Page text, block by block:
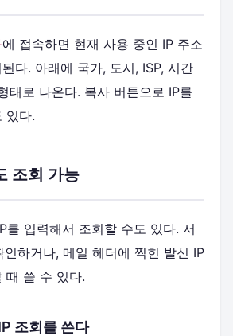
에 접속하면 현재 사용 중인 IP 주소
다. 아래에 국가, 도시, ISP, 시간
태로 나온다. 복사 버튼으로 IP를
있다.
조회 가능
를 입력해서 조회할 수도 있다. 서
인하거나, 메일 헤더에 찍힌 발신 IP
때 쓸 수 있다.
조회를 쓴다